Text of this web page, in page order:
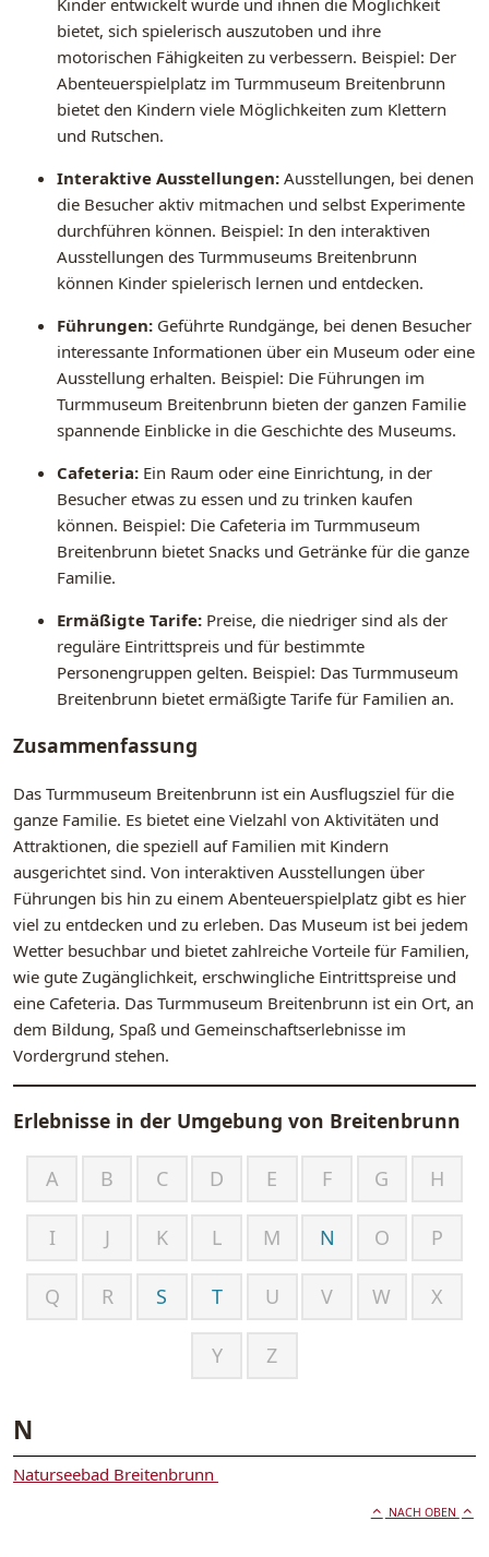
bietet, sich spielerisch auszutoben und ihre
motorischen Fähigkeiten zu verbessern. Beispiel: Der
Abenteuerspielplatz im Turmmuseum Breitenbrunn
bietet den Kindern viele Möglichkeiten zum Klettern
und Rutschen.
Interaktive Ausstellungen: Ausstellungen, bei denen
die Besucher aktiv mitmachen und selbst Experimente
durchführen können. Beispiel: In den interaktiven
Ausstellungen des Turmmuseums Breitenbrunn
können Kinder spielerisch lernen und entdecken.
Führungen: Geführte Rundgänge, bei denen Besucher
interessante Informationen über ein Museum oder eine
Ausstellung erhalten. Beispiel: Die Führungen im
Turmmuseum Breitenbrunn bieten der ganzen Familie
spannende Einblicke in die Geschichte des Museums.
Cafeteria: Ein Raum oder eine Einrichtung, in der
Besucher etwas zu essen und zu trinken kaufen
können. Beispiel: Die Cafeteria im Turmmuseum
Breitenbrunn bietet Snacks und Getränke für die ganze
Familie.
Ermäßigte Tarife: Preise, die niedriger sind als der
reguläre Eintrittspreis und für bestimmte
Personengruppen gelten. Beispiel: Das Turmmuseum
Breitenbrunn bietet ermäßigte Tarife für Familien an.
Zusammenfassung
Das Turmmuseum Breitenbrunn ist ein Ausflugsziel für die
ganze Familie. Es bietet eine Vielzahl von Aktivitäten und
Attraktionen, die speziell auf Familien mit Kindern
ausgerichtet sind. Von interaktiven Ausstellungen über
Führungen bis hin zu einem Abenteuerspielplatz gibt es hier
viel zu entdecken und zu erleben. Das Museum ist bei jedem
Wetter besuchbar und bietet zahlreiche Vorteile für Familien,
wie gute Zugänglichkeit, erschwingliche Eintrittspreise und
eine Cafeteria. Das Turmmuseum Breitenbrunn ist ein Ort, an
dem Bildung, Spaß und Gemeinschaftserlebnisse im
Vordergrund stehen.
Erlebnisse in der Umgebung von Breitenbrunn
A B C D E F G H
I J K L M N O P
Q R S T U V W X
Y Z
N
Naturseebad Breitenbrunn
NACH OBEN